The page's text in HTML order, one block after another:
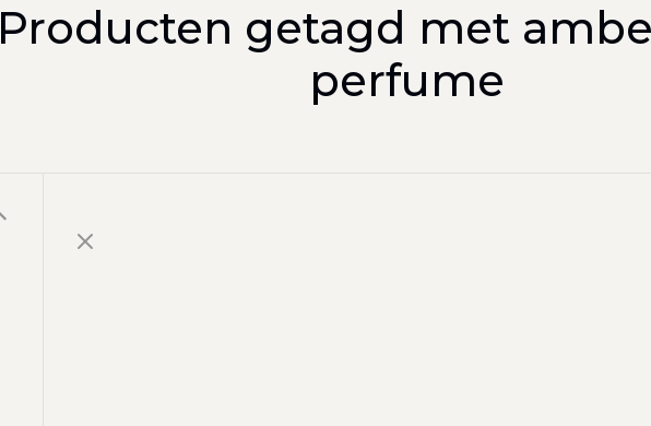
Producten getagd met
perfume